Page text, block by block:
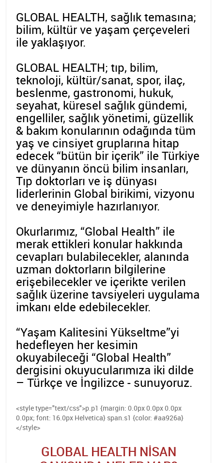
GLOBAL HEALTH, sağlık temasına;
bilim, kültür ve yaşam çerçeveleri
ile yaklaşıyor.
GLOBAL HEALTH; tıp, bilim,
teknoloji, kültür/sanat, spor, ilaç,
beslenme, gastronomi, hukuk,
seyahat, küresel sağlık gündemi,
engelliler, sağlık yönetimi, güzellik
& bakım konularının odağında tüm
yaş ve cinsiyet gruplarına hitap
edecek “bütün bir içerik” ile Türkiye
ve dünyanın öncü bilim insanları,
Tıp doktorları ve iş dünyası
liderlerinin Global birikimi, vizyonu
ve deneyimiyle hazırlanıyor.
Okurlarımız, “Global Health” ile
merak ettikleri konular hakkında
cevapları bulabilecekler, alanında
uzman doktorların bilgilerine
erişebilecekler ve içerikte verilen
sağlık üzerine tavsiyeleri uygulama
imkanı elde edebilecekler.
“Yaşam Kalitesini Yükseltme”yi
hedefleyen her kesimin
okuyabileceği “Global Health”
dergisini okuyucularımıza iki dilde
– Türkçe ve İngilizce - sunuyoruz.
<style type="text/css">p.p1 {margin: 0.0px 0.0px 0.0px
0.0px; font: 16.0px Helvetica} span.s1 {color: #aa926a}
</style>
GLOBAL HEALTH NISAN